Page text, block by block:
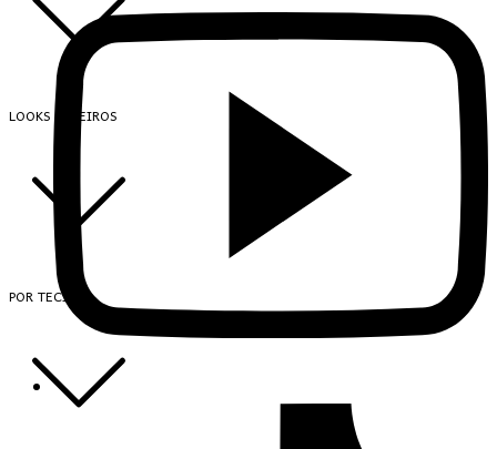
LOOKS INTEIROS
POR TECIDO